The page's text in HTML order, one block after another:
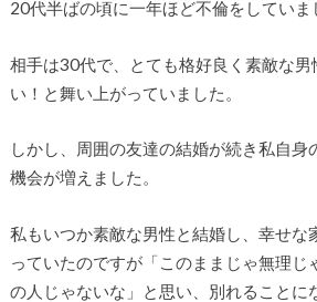
20代半ばの頃に一年ほど不倫をしていま
相手は30代で、とても格好良く素敵な男
い！と舞い上がっていました。
しかし、周囲の友達の結婚が続き私自身
機会が増えました。
私もいつか素敵な男性と結婚し、幸せな
っていたのですが「このままじゃ無理じ
の人じゃないな」と思い、別れることに